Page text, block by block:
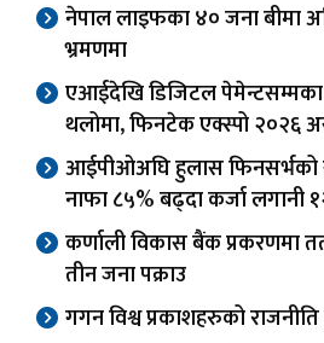
नेपाल लाइफका ४० जना बीमा
भ्रमणमा
एआईदेखि डिजिटल पेमेन्टसम्मका
थलोमा, फिनटेक एक्स्पो २०२६
आईपीओअघि हुलास फिनसर्भको
नाफा ८५% बढ्दा कर्जा लगानी
कर्णाली विकास बैंक प्रकरणमा
तीन जना पक्राउ
गगन विश्व प्रकाशहरुको